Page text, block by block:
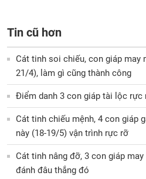
Tin cũ hơn
Cát tinh soi chiếu, con giáp may
21/4), làm gì cũng thành công
Điểm danh 3 con giáp tài lộc rực
Cát tinh chiếu mệnh, 4 con giáp
này (18-19/5) vận trình rực rỡ
Cát tinh nâng đỡ, 3 con giáp
đánh đâu thắng đó